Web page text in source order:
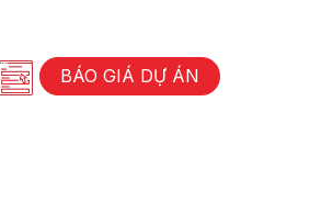
BÁO GIÁ DỰ ÁN